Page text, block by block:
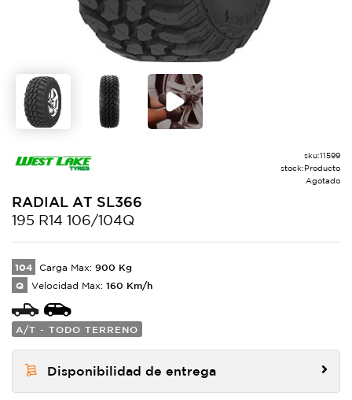
sku:11599
stock:Producto
Agotado
RADIAL AT SL366
195 R14 106/104Q
104 Carga Max: 900 Kg
Q Velocidad Max: 160 Km/h
A/T - TODO TERRENO
Disponibilidad de entrega